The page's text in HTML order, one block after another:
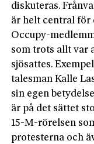
diskuteras.
är helt central för
Occupy-
som trots allt var
sjösattes.
talesman Kalle
sin egen
är på det sättet
15-M-rörelsen
protesterna och